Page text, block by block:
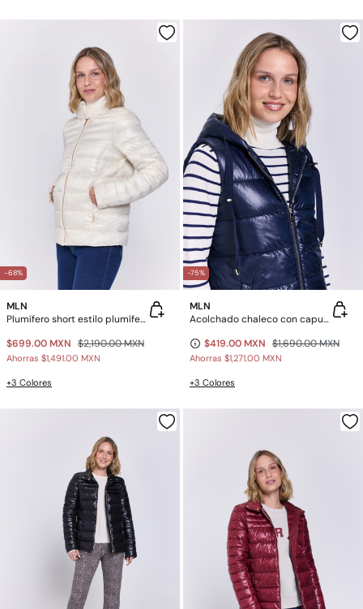
-68%
MLN
Plumífero short estilo plumífero
$699.00 MXN $2,190.00 MXN
Ahorras $1,491.00 MXN
+3 Colores
-75%
MLN
Acolchado chaleco con capucha
$419.00 MXN $1,690.00 MXN
Ahorras $1,271.00 MXN
+3 Colores